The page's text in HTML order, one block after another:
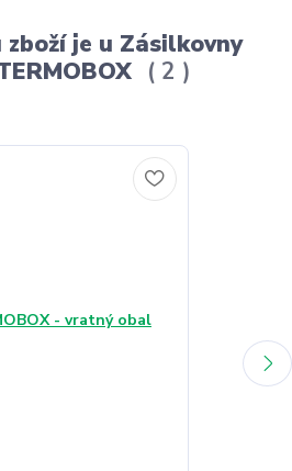
zboží je u Zásilkovny
2